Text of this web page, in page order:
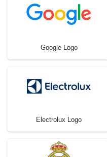
Google Logo
Electrolux Logo